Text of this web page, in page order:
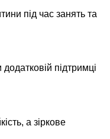
під час занять та
підтримці
а зіркове